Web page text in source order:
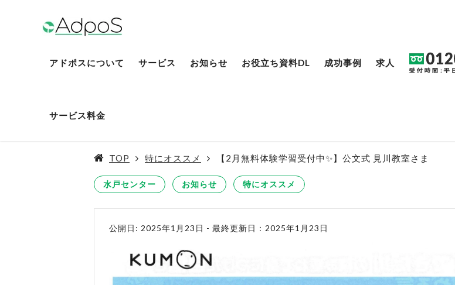
アドポスについて サービス お知らせ お役立ち資料DL 成功事例 求人
サービス料金
TOP 特にオススメ 【2月無料体験学習受付中✨】公文式 見川教室さま
水戸センター お知らせ 特にオススメ
公開日: 2025年1月23日 - 最終更新日：2025年1月23日